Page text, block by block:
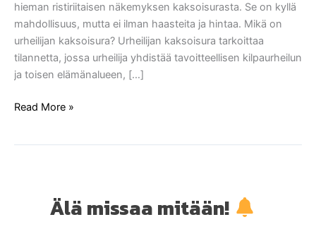
hieman ristiriitaisen näkemyksen kaksoisurasta. Se on kyllä
mahdollisuus, mutta ei ilman haasteita ja hintaa. Mikä on
urheilijan kaksoisura? Urheilijan kaksoisura tarkoittaa
tilannetta, jossa urheilija yhdistää tavoitteellisen kilpaurheilun
ja toisen elämänalueen, […]
Read More »
Älä missaa mitään!